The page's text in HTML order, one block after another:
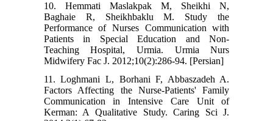
10. Hemmati Maslakpak M, Sheikhi N,
Baghaie R, Sheikhbaklu M. Study the
Performance of Nurses Communication with
Patients in Special Education and Non-
Teaching Hospital, Urmia. Urmia Nurs
Midwifery Fac J. 2012;10(2):286-94. [Persian]
11. Loghmani L, Borhani F, Abbaszadeh A.
Factors Affecting the Nurse-Patients' Family
Communication in Intensive Care Unit of
Kerman: A Qualitative Study. Caring Sci J.